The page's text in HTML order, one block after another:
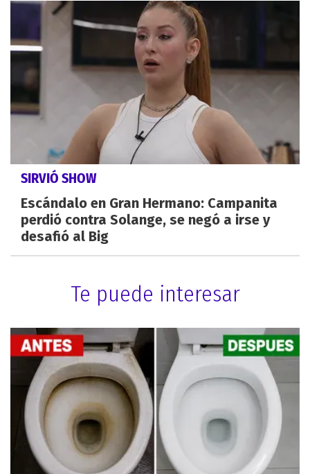
SIRVIÓ SHOW
Escándalo en Gran Hermano: Campanita
perdió contra Solange, se negó a irse y
desafió al Big
Te puede interesar